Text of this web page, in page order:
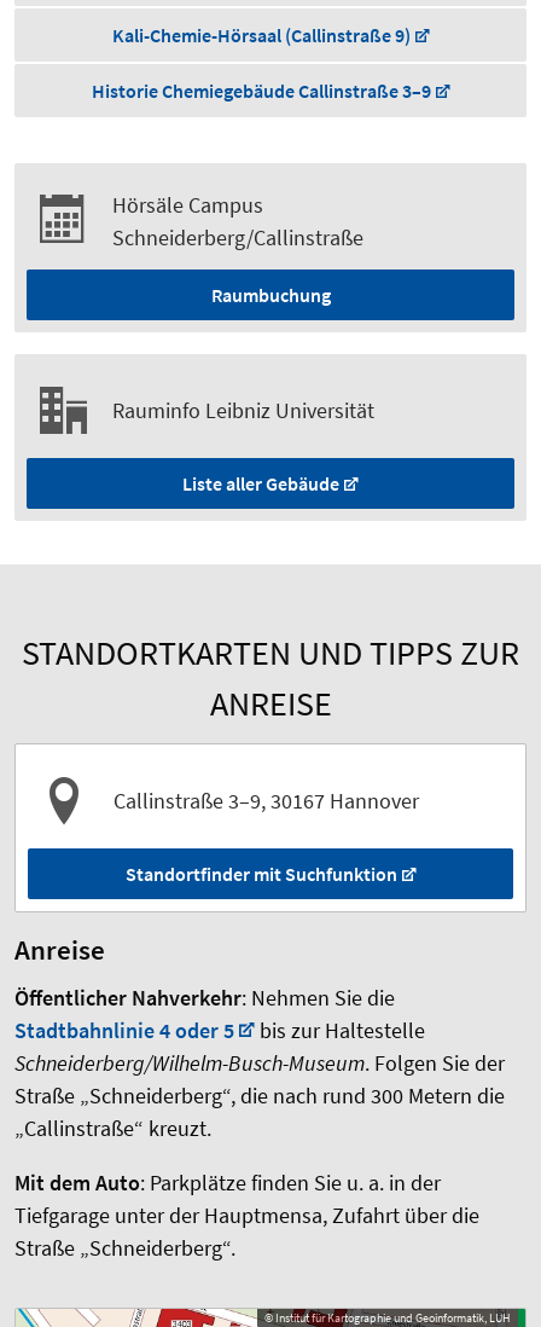
Kali-Chemie-Hörsaal (Callinstraße 9)
Historie Chemiegebäude Callinstraße 3–9
Hörsäle Campus
Schneiderberg/Callinstraße
Raumbuchung
Rauminfo Leibniz Universität
Liste aller Gebäude
STANDORTKARTEN UND TIPPS ZUR
ANREISE
Callinstraße 3–9, 30167 Hannover
Standortfinder mit Suchfunktion
Anreise
Öffentlicher Nahverkehr: Nehmen Sie die
Stadtbahnlinie 4 oder 5
bis zur Haltestelle
Schneiderberg/Wilhelm-Busch-Museum. Folgen Sie der
Straße „Schneiderberg“, die nach rund 300 Metern die
„Callinstraße“ kreuzt.
Mit dem Auto: Parkplätze finden Sie u. a. in der
Tiefgarage unter der Hauptmensa, Zufahrt über die
Straße „Schneiderberg“.
© Institut für Kartographie und Geoinformatik, LUH
© Institut für Kartographie und Geoinformatik, LUH